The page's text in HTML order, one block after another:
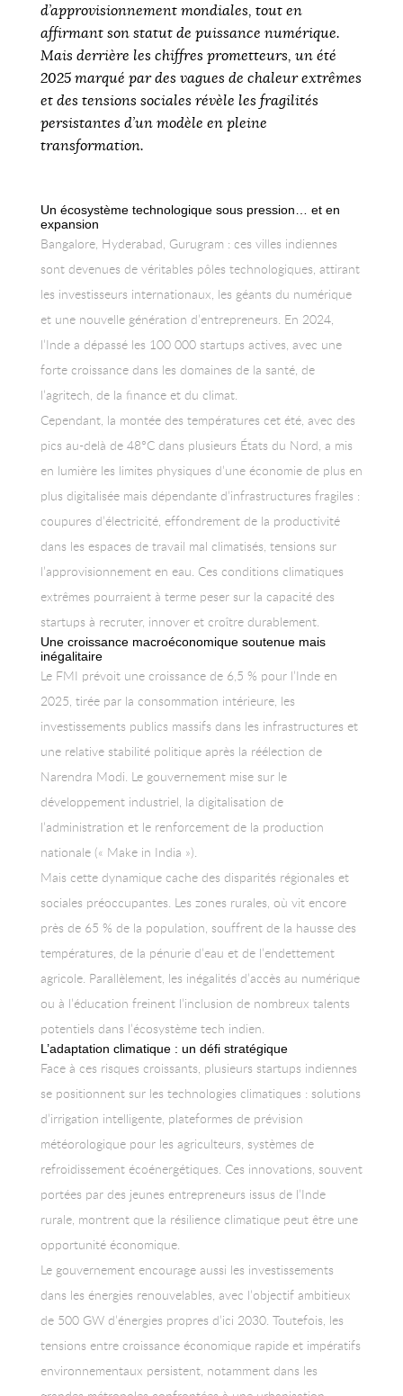
d’approvisionnement mondiales, tout en
affirmant son statut de puissance numérique.
Mais derrière les chiffres prometteurs, un été
2025 marqué par des vagues de chaleur extrêmes
et des tensions sociales révèle les fragilités
persistantes d’un modèle en pleine
transformation.
Un écosystème technologique sous pression… et en
expansion
Bangalore, Hyderabad, Gurugram : ces villes indiennes
sont devenues de véritables pôles technologiques, attirant
les investisseurs internationaux, les géants du numérique
et une nouvelle génération d’entrepreneurs. En 2024,
l’Inde a dépassé les 100 000 startups actives, avec une
forte croissance dans les domaines de la santé, de
l’agritech, de la finance et du climat.
Cependant, la montée des températures cet été, avec des
pics au-delà de 48°C dans plusieurs États du Nord, a mis
en lumière les limites physiques d’une économie de plus en
plus digitalisée mais dépendante d’infrastructures fragiles :
coupures d’électricité, effondrement de la productivité
dans les espaces de travail mal climatisés, tensions sur
l’approvisionnement en eau. Ces conditions climatiques
extrêmes pourraient à terme peser sur la capacité des
startups à recruter, innover et croître durablement.
Une croissance macroéconomique soutenue mais
inégalitaire
Le FMI prévoit une croissance de 6,5 % pour l’Inde en
2025, tirée par la consommation intérieure, les
investissements publics massifs dans les infrastructures et
une relative stabilité politique après la réélection de
Narendra Modi. Le gouvernement mise sur le
développement industriel, la digitalisation de
l’administration et le renforcement de la production
nationale (« Make in India »).
Mais cette dynamique cache des disparités régionales et
sociales préoccupantes. Les zones rurales, où vit encore
près de 65 % de la population, souffrent de la hausse des
températures, de la pénurie d’eau et de l’endettement
agricole. Parallèlement, les inégalités d’accès au numérique
ou à l’éducation freinent l’inclusion de nombreux talents
potentiels dans l’écosystème tech indien.
L’adaptation climatique : un défi stratégique
Face à ces risques croissants, plusieurs startups indiennes
se positionnent sur les technologies climatiques : solutions
d’irrigation intelligente, plateformes de prévision
météorologique pour les agriculteurs, systèmes de
refroidissement écoénergétiques. Ces innovations, souvent
portées par des jeunes entrepreneurs issus de l’Inde
rurale, montrent que la résilience climatique peut être une
opportunité économique.
Le gouvernement encourage aussi les investissements
dans les énergies renouvelables, avec l’objectif ambitieux
de 500 GW d’énergies propres d’ici 2030. Toutefois, les
tensions entre croissance économique rapide et impératifs
environnementaux persistent, notamment dans les